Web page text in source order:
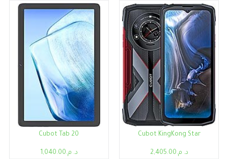
Cubot Tab 20
د. م.1,040.00
Cubot KingKong Star
د. م.2,405.00
Unisoc T606
Stockage:
8Go, 256Go
Ecran:6.56"
Caméra:
50MP
Système:Android 13
Li-Ion 5200mAh
Voir les détails →
Processeur:Unisoc Tiger T616
RAM:8Go
Stockage:8Go, 128Go
Ecran: 10.4"
Caméra: 13MP
Système:Android 13
Batterie: Li-Ion 7000mAh
Voir les détails →